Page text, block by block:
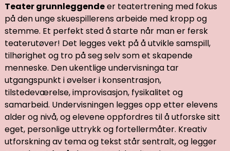
Teater grunnleggendeer teatertrening med fokus
på den unge skuespillerens arbeide med kropp og
stemme. Et perfekt sted å starte når man er fersk
teaterutøver! Det legges vekt på å utvikle samspill,
tilhørighet og tro på seg selv som et skapende
menneske. Den ukentlige undervisninga tar
utgangspunkt i øvelser i konsentrasjon,
tilstedeværelse, improvisasjon, fysikalitet og
samarbeid. Undervisningen legges opp etter elevens
alder og nivå, og elevene oppfordres til å utforske sitt
eget, personlige uttrykk og fortellermåter. Kreativ
utforskning av tema og tekst står sentralt, og legger